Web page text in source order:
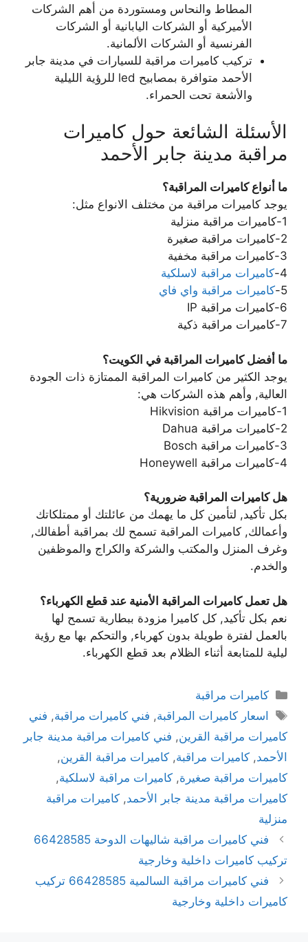
المطاط والنحاس ومستوردة من أهم الشركات
الأميركية أو الشركات اليابانية أو الشركات
الفرنسية أو الشركات الألمانية.
تركيب كاميرات مراقبة للسيارات في مدينة جابر
الأحمد متوافرة بمصابيح led للرؤية الليلية
والأشعة تحت الحمراء.
الأسئلة الشائعة حول كاميرات
مراقبة مدينة جابر الأحمد
ما أنواع كاميرات المراقبة؟
يوجد كاميرات مراقبة من مختلف الانواع مثل:
1-كاميرات مراقبة منزلية
2-كاميرات مراقبة صغيرة
3-كاميرات مراقبة مخفية
4- كاميرات مراقبة لاسلكية
5- كاميرات مراقبة واي فاي
6-كاميرات مراقبة IP
7-كاميرات مراقبة ذكية
ما أفضل كاميرات المراقبة في الكويت؟
يوجد الكثير من كاميرات المراقبة الممتازة ذات الجودة
العالية, وأهم هذه الشركات هي:
1-كاميرات مراقبة Hikvision
2-كاميرات مراقبة Dahua
3-كاميرات مراقبة Bosch
4-كاميرات مراقبة Honeywell
هل كاميرات المراقبة ضرورية؟
بكل تأكيد, لتأمين كل ما يهمك من عائلتك أو ممتلكاتك
وأعمالك, كاميرات المراقبة تسمح لك بمراقبة أطفالك,
وغرف المنزل والمكتب والشركة والكراج والموظفين
والخدم.
هل تعمل كاميرات المراقبة الأمنية عند قطع الكهرباء؟
نعم بكل تأكيد, كل كاميرا مزودة ببطارية تسمح لها
بالعمل لفترة طويلة بدون كهرباء, والتحكم بها مع رؤية
ليلية للمتابعة أثناء الظلام بعد قطع الكهرباء.
كاميرات مراقبة
اسعار كاميرات المراقبة, فني كاميرات مراقبة, فني
كاميرات مراقبة القرين, فني كاميرات مراقبة مدينة جابر
الأحمد, كاميرات مراقبة, كاميرات مراقبة القرين,
كاميرات مراقبة صغيرة, كاميرات مراقبة لاسلكية,
كاميرات مراقبة مدينة جابر الأحمد, كاميرات مراقبة
منزلية
فني كاميرات مراقبة شاليهات الدوحة 66428585
تركيب كاميرات داخلية وخارجية
فني كاميرات مراقبة السالمية 66428585 تركيب
كاميرات داخلية وخارجية